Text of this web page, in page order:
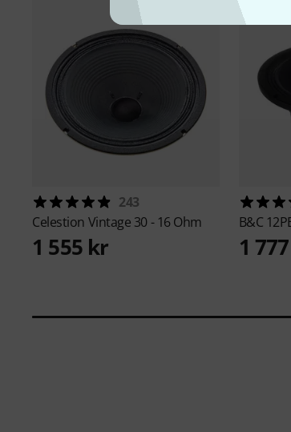
243
Celestion Vintage 30 - 16 Ohm
1 555 kr
B&C
1